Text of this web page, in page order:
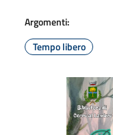
Argomenti:
Tempo libero